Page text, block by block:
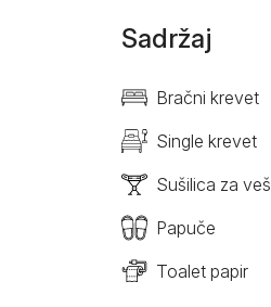
Sadržaj
Bračni krevet
Single krevet
Sušilica za veš
Papuče
Toalet papir